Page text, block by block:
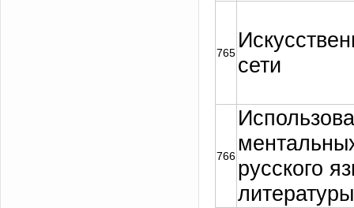
765 сети
766 русского
литературы